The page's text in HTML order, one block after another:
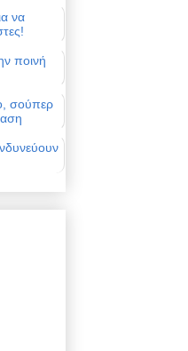
να
ποινή
σούπερ